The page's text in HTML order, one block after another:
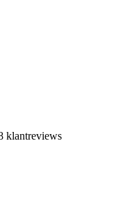
klantreviews